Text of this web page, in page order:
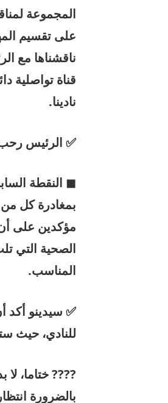
المجموعة
على تقسيم
ناقشناها مع
قناة تواصلية
نادينا.
✅ الرئيس رحب
◼ النقطة
بمغادرة كل من
مؤكدين على
الصحية التي
المناسب.
✅ سيدينو أكد
للنادي، حيث
???? ختاما،
بالضرورة